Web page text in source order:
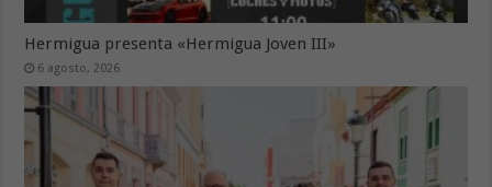
Hermigua presenta «Hermigua Joven III»
6 agosto, 2026